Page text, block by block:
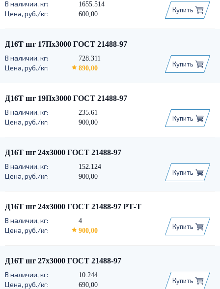
1655.514
600,00
Купить
Д16Т шг 17Пх3000 ГОСТ 21488-97
728.311
890,00
Купить
Д16Т шг 19Пх3000 ГОСТ 21488-97
235.61
900,00
Купить
Д16Т шг 24х3000 ГОСТ 21488-97
152.124
900,00
Купить
Д16Т шг 24х3000 ГОСТ 21488-97 РТ-Т
4
900,00
Купить
Д16Т шг 27х3000 ГОСТ 21488-97
10.244
690,00
Купить